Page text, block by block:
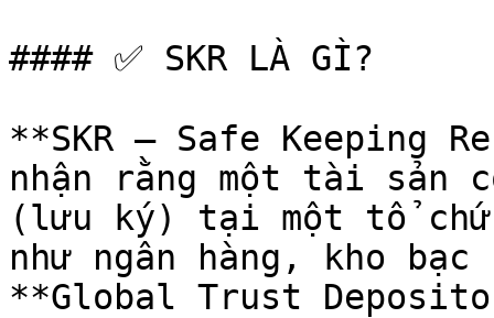
#### ✅ SKR LÀ GÌ?
**SKR – Safe Keeping
nhận rằng một tài
(lưu ký) tại một tổ
như ngân hàng, kho
**Global Trust